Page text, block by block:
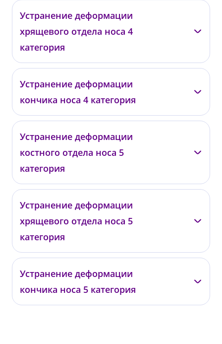
Даминов Р.О.
05043
от 170 000 ₽
Устранение деформации
хрящевого отдела носа 4
категория
Даминов Р.О.
05044
от 170 000 ₽
Устранение деформации
кончика носа 4 категория
Даминов Р.О.
05045
от 170 000 ₽
Устранение деформации
костного отдела носа 5
категория
Даминов Р.О.
05048
от 295 000 ₽
Устранение деформации
хрящевого отдела носа 5
категория
Даминов Р.О.
05049
от 295 000 ₽
Устранение деформации
кончика носа 5 категория